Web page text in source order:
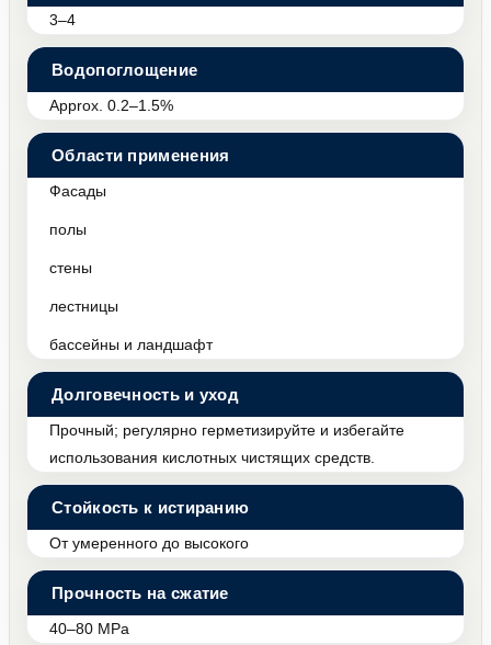
3–4
Водопоглощение
Approx. 0.2–1.5%
Области применения
Фасады
полы
стены
лестницы
бассейны и ландшафт
Долговечность и уход
Прочный; регулярно герметизируйте и избегайте
использования кислотных чистящих средств.
Стойкость к истиранию
От умеренного до высокого
Прочность на сжатие
40–80 MPa